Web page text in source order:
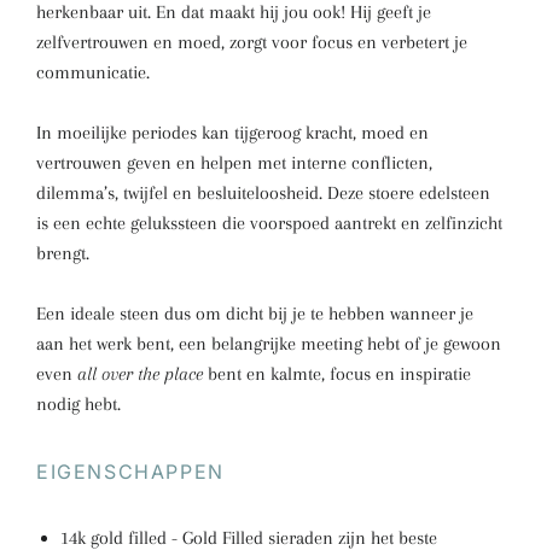
herkenbaar uit. En dat maakt hij jou ook! Hij geeft je
zelfvertrouwen en moed, zorgt voor focus en verbetert je
communicatie.
In moeilijke periodes kan tijgeroog kracht, moed en
vertrouwen geven en helpen met interne conflicten,
dilemma’s, twijfel en besluiteloosheid. Deze stoere edelsteen
is een echte gelukssteen die voorspoed aantrekt en zelfinzicht
brengt.
Een ideale steen dus om dicht bij je te hebben wanneer je
aan het werk bent, een belangrijke meeting hebt of je gewoon
even all over the place bent en kalmte, focus en inspiratie
nodig hebt.
EIGENSCHAPPEN
14k gold filled - Gold Filled sieraden zijn het beste